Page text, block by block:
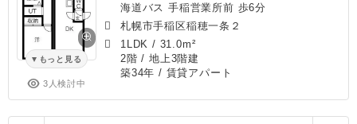
もっと見る
3人検討中
海道バス 手稲営業所前 歩6分
札幌市手稲区稲穂一条２
1LDK / 31.0m²
2階 / 地上3階建
築34年 / 賃貸アパート